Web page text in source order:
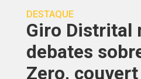
DESTAQUE
Giro Distrital
debates
Zero,